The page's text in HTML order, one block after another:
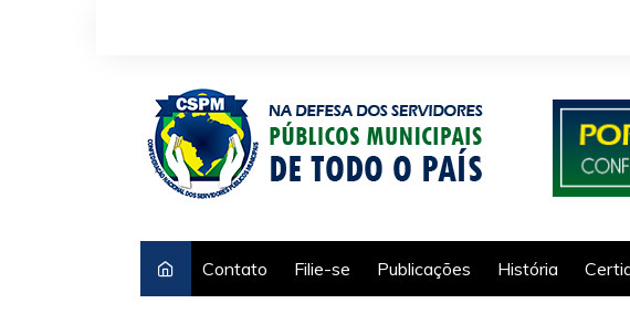
Contato Filie-se Publicações História